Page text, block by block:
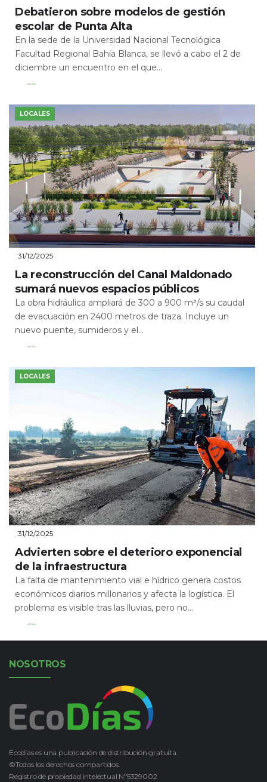
Debatieron sobre modelos de gestión
escolar de Punta Alta
En la sede de la Universidad Nacional Tecnológica
Facultad Regional Bahía Blanca, se llevó a cabo el 2 de
diciembre un encuentro en el que...
Leer Más
LOCALES
31/12/2025
La reconstrucción del Canal Maldonado
sumará nuevos espacios públicos
La obra hidráulica ampliará de 300 a 900 m³/s su caudal
de evacuación en 2400 metros de traza. Incluye un
nuevo puente, sumideros y el...
Leer Más
LOCALES
31/12/2025
Advierten sobre el deterioro exponencial
de la infraestructura
La falta de mantenimiento vial e hídrico genera costos
económicos diarios millonarios y afecta la logística. El
problema es visible tras las lluvias, pero no...
Leer Más
NOSOTROS
Ecodías es una publicación de distribución gratuita.
©Todos los derechos compartidos.
Registro de propiedad intelectual Nº5329002